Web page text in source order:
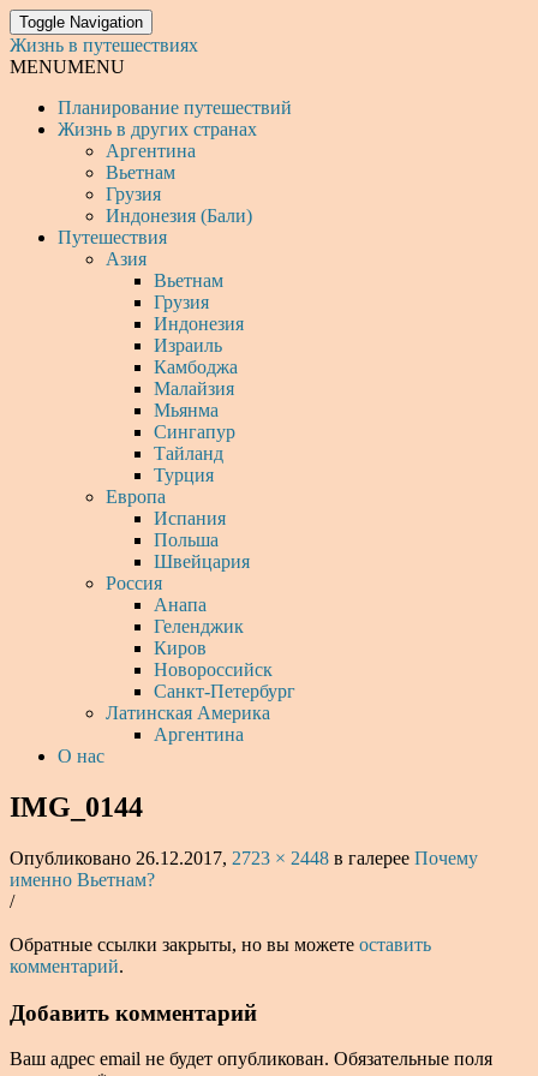
Toggle Navigation
Жизнь в путешествиях
MENUMENU
Планирование путешествий
Жизнь в других странах
Аргентина
Вьетнам
Грузия
Индонезия (Бали)
Путешествия
Азия
Вьетнам
Грузия
Индонезия
Израиль
Камбоджа
Малайзия
Мьянма
Сингапур
Тайланд
Турция
Европа
Испания
Польша
Швейцария
Россия
Анапа
Геленджик
Киров
Новороссийск
Санкт-Петербург
Латинская Америка
Аргентина
О нас
IMG_0144
Опубликовано 26.12.2017, 2723 × 2448 в галерее Почему
именно Вьетнам?
/
Обратные ссылки закрыты, но вы можете оставить
комментарий.
Добавить комментарий
Ваш адрес email не будет опубликован. Обязательные поля